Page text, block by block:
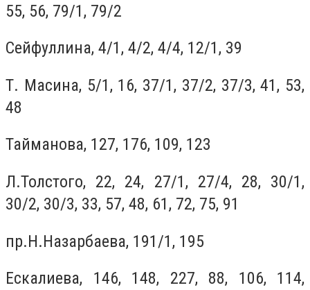
55, 56, 79/1, 79/2
Сейфуллина, 4/1, 4/2, 4/4, 12/1, 39
Т. Масина, 5/1, 16, 37/1, 37/2, 37/3, 41, 53,
48
Тайманова, 127, 176, 109, 123
Л.Толстого, 22, 24, 27/1, 27/4, 28, 30/1,
30/2, 30/3, 33, 57, 48, 61, 72, 75, 91
пр.Н.Назарбаева, 191/1, 195
Ескалиева, 146, 148, 227, 88, 106, 114,